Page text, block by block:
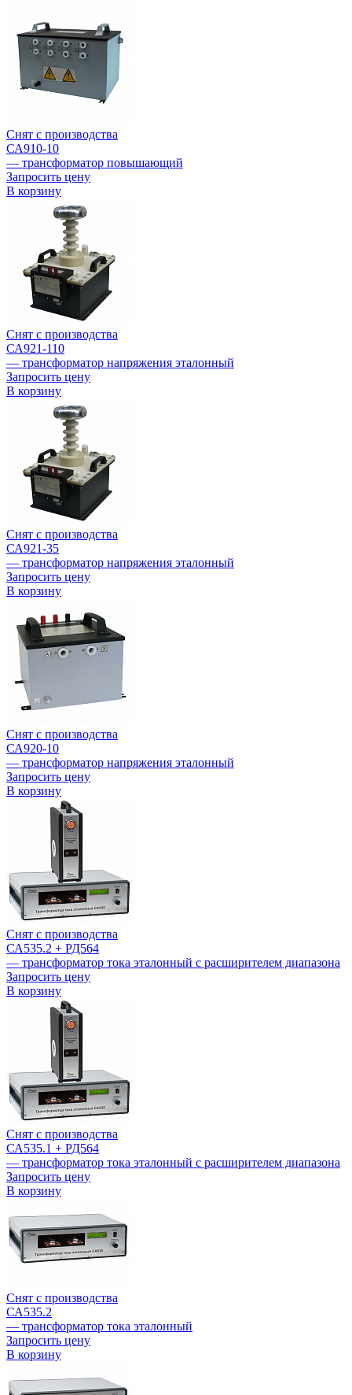
Снят с производства
СА910-10
— трансформатор повышающий
Запросить цену
В корзину
Снят с производства
СА921-110
— трансформатор напряжения эталонный
Запросить цену
В корзину
Снят с производства
СА921-35
— трансформатор напряжения эталонный
Запросить цену
В корзину
Снят с производства
СА920-10
— трансформатор напряжения эталонный
Запросить цену
В корзину
Снят с производства
СА535.2 + РД564
— трансформатор тока эталонный с расширителем диапазона
Запросить цену
В корзину
Снят с производства
СА535.1 + РД564
— трансформатор тока эталонный с расширителем диапазона
Запросить цену
В корзину
Снят с производства
СА535.2
— трансформатор тока эталонный
Запросить цену
В корзину